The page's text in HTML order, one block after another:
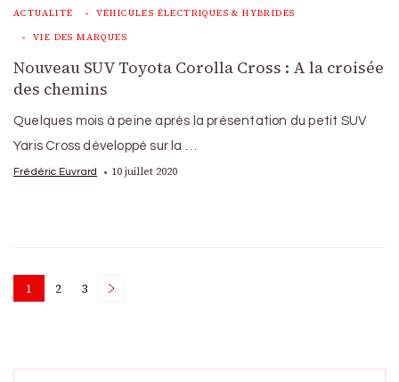
ACTUALITÉ VÉHICULES ÉLECTRIQUES & HYBRIDES
VIE DES MARQUES
Nouveau SUV Toyota Corolla Cross : A la croisée
des chemins
Quelques mois à peine après la présentation du petit SUV
Yaris Cross développé sur la …
Frédéric Euvrard 10 juillet 2020
Posts
Page
1 Page
2 Page
3